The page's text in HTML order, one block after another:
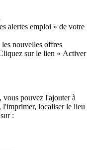
alertes emploi » de votre
nouvelles offres
sur le lien « Activer
pouvez l'ajouter à
l'imprimer, localiser le lieu
: